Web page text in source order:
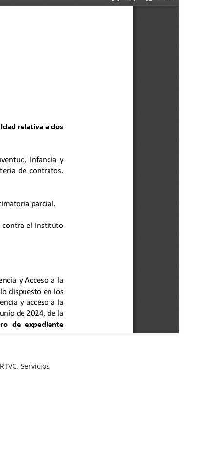
RTVC,Servicios